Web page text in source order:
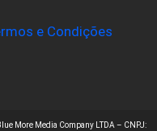
e Condições
More Media Company LTDA – CNPJ: